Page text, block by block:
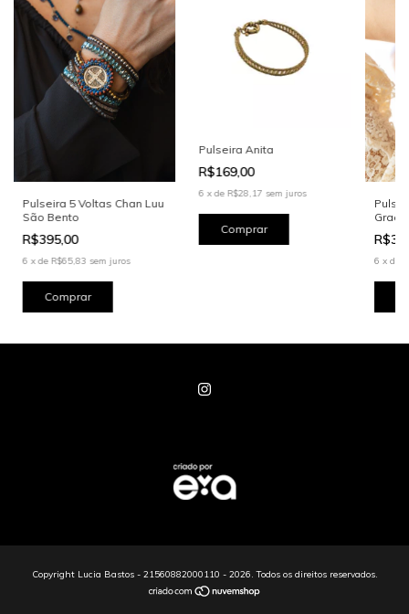
Pulseira 5 Voltas Chan Luu
São Bento
R$395,00
6 xde R$65,83 sem juros
Pulseira Anita
R$169,00
6 xde R$28,17 sem juros
Grace
6 x de
Copyright Lucia Bastos - 21560882000110 - 2026. Todos os direitos reservados.